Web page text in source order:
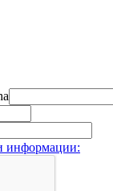
информации: